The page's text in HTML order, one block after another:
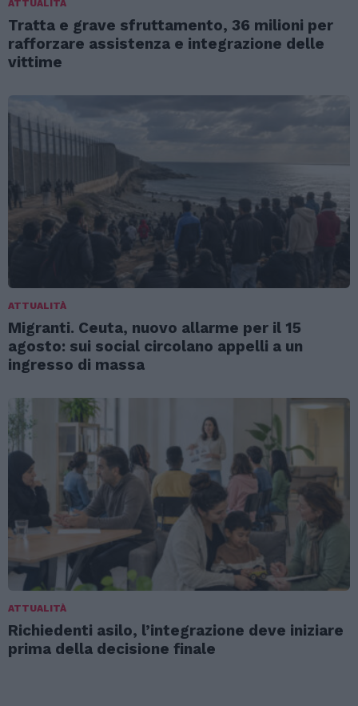
ATTUALITÀ
Tratta e grave sfruttamento, 36 milioni per
rafforzare assistenza e integrazione delle
vittime
ATTUALITÀ
Migranti. Ceuta, nuovo allarme per il 15
agosto: sui social circolano appelli a un
ingresso di massa
ATTUALITÀ
Richiedenti asilo, l’integrazione deve iniziare
prima della decisione finale